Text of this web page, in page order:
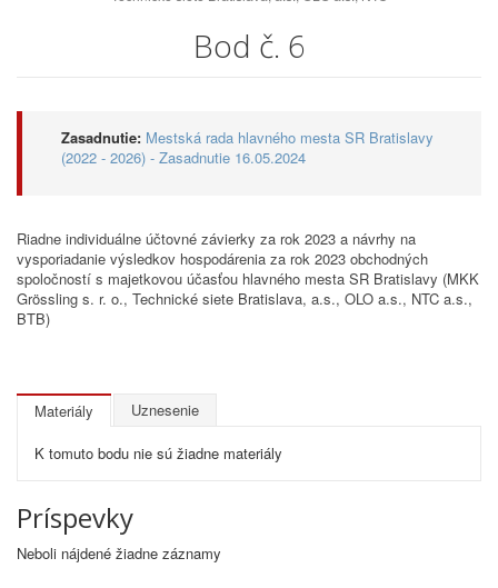
Bod č. 6
Zasadnutie: Mestská rada hlavného mesta SR Bratislavy
(2022 - 2026) - Zasadnutie 16.05.2024
Riadne individuálne účtovné závierky za rok 2023 a návrhy na
vysporiadanie výsledkov hospodárenia za rok 2023 obchodných
spoločností s majetkovou účasťou hlavného mesta SR Bratislavy (MKK
Grössling s. r. o., Technické siete Bratislava, a.s., OLO a.s., NTC a.s.,
BTB)
Materiály Uznesenie
K tomuto bodu nie sú žiadne materiály
Príspevky
Neboli nájdené žiadne záznamy